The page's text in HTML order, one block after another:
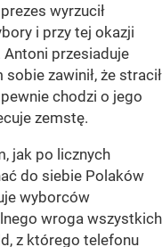
wyrzucił
i przy tej okazji
Antoni przesiaduje
zawinił, że stracił
chodzi o jego
zemstę.
jak po licznych
do siebie Polaków
wyborców
wroga wszystkich
z którego telefonu